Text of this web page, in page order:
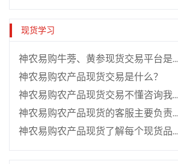
现货学习
神农易购牛蒡、黄参现货交易平台是什么
神农易购农产品现货交易是什么？
神农易购农产品现货交易不懂咨询我们客服即可
神农易购农产品现货的客服主要负责什么
神农易购农产品现货了解每个现货品种很关键